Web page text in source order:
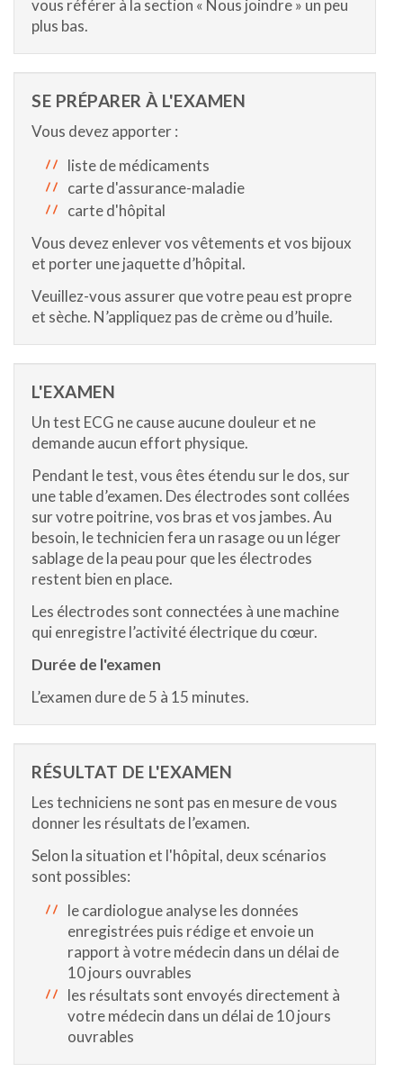
vous référer à la section « Nous joindre » un peu
plus bas.
SE PRÉPARER À L'EXAMEN
Vous devez apporter :
liste de médicaments
carte d'assurance-maladie
carte d'hôpital
Vous devez enlever vos vêtements et vos bijoux
et porter une jaquette d’hôpital.
Veuillez-vous assurer que votre peau est propre
et sèche. N’appliquez pas de crème ou d’huile.
L'EXAMEN
Un test ECG ne cause aucune douleur et ne
demande aucun effort physique.
Pendant le test, vous êtes étendu sur le dos, sur
une table d’examen. Des électrodes sont collées
sur votre poitrine, vos bras et vos jambes. Au
besoin, le technicien fera un rasage ou un léger
sablage de la peau pour que les électrodes
restent bien en place.
Les électrodes sont connectées à une machine
qui enregistre l’activité électrique du cœur.
Durée de l'examen
L’examen dure de 5 à 15 minutes.
RÉSULTAT DE L'EXAMEN
Les techniciens ne sont pas en mesure de vous
donner les résultats de l’examen.
Selon la situation et l'hôpital, deux scénarios
sont possibles:
le cardiologue analyse les données
enregistrées puis rédige et envoie un
rapport à votre médecin dans un délai de
10 jours ouvrables
les résultats sont envoyés directement à
votre médecin dans un délai de 10 jours
ouvrables